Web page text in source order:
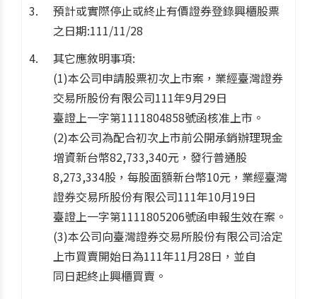
預計或實際停止或終止有價證券登錄興櫃股票
之日期:111/11/28
其它應敘明事項:
(1)本公司申請股票初次上市案，業經臺灣證券
交易所股份有限公司111年9月29日
臺證上一字第1111804858號函核准上市。
(2)本公司為配合初次上市前公開承銷辦理現金
增資新台幣82,733,340元，發行普通股
8,273,334股，每股面額新台幣10元，業經臺灣
證券交易所股份有限公司111年10月19日
臺證上一字第1111805206號函申報生效在案。
(3)本公司向臺灣證券交易所股份有限公司洽定
上市買賣開始日為111年11月28日，並自
同日起終止興櫃買賣。